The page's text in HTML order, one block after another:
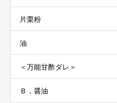
片栗粉
油
＜万能甘酢ダレ＞
Ｂ．醤油